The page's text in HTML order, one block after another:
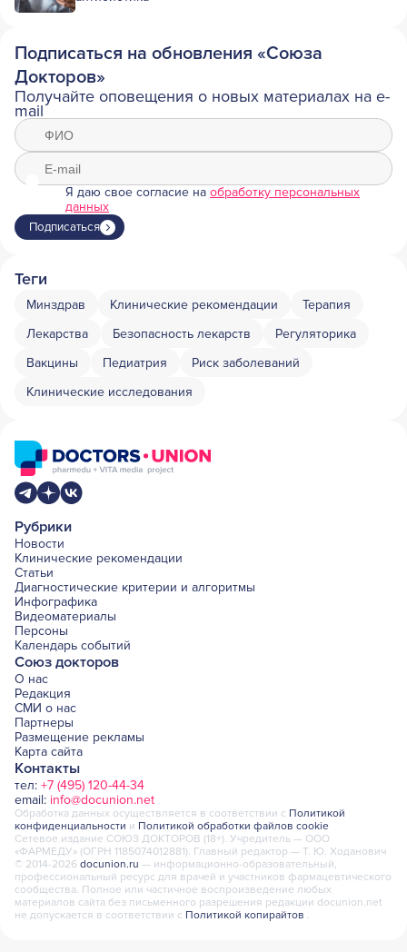
Подписаться на обновления «Союза
Докторов»
Получайте оповещения о новых материалах на e-
mail
Я даю свое согласие на обработку персональных
данных
Подписаться
Теги
Минздрав Клинические рекомендации
Терапия
Лекарства
Безопасность лекарств
Регуляторика
Вакцины
Педиатрия
Риск заболеваний
Клинические исследования
Рубрики
Новости
Клинические рекомендации
Статьи
Диагностические критерии и алгоритмы
Инфографика
Видеоматериалы
Персоны
Календарь событий
Союз докторов
О нас
Редакция
СМИ о нас
Партнеры
Размещение рекламы
Карта сайта
Контакты
тел: +7 (495) 120-44-34
email: info@docunion.net
Обработка данных осуществляется в соответствии с Политикой
конфиденциальности и Политикой обработки файлов cookie
Сетевое издание СОЮЗ ДОКТОРОВ (18+). Учредитель — ООО
«ФАРМЕДУ» (ОГРН 1185074012881). Главный редактор — Т. Ю. Ходанович
© 2014-2026 docunion.ru — информационно-образовательный,
профессиональный ресурс для врачей и участников фармацевтического
сообщества. Полное или частичное воспроизведение любых
материалов сайта без письменного разрешения редакции docunion.net
не допускается в соответствии с Политикой копирайтов .